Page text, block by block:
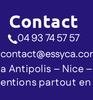
Contact
04 93 74 57 57
Antipolis – Nice
partout en